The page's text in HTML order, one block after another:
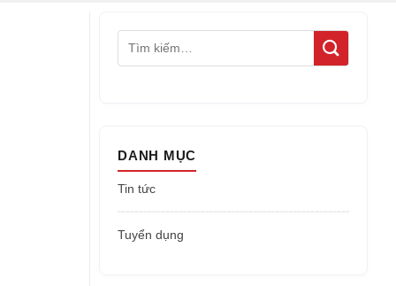
DANH MỤC
Tin tức
Tuyển dụng